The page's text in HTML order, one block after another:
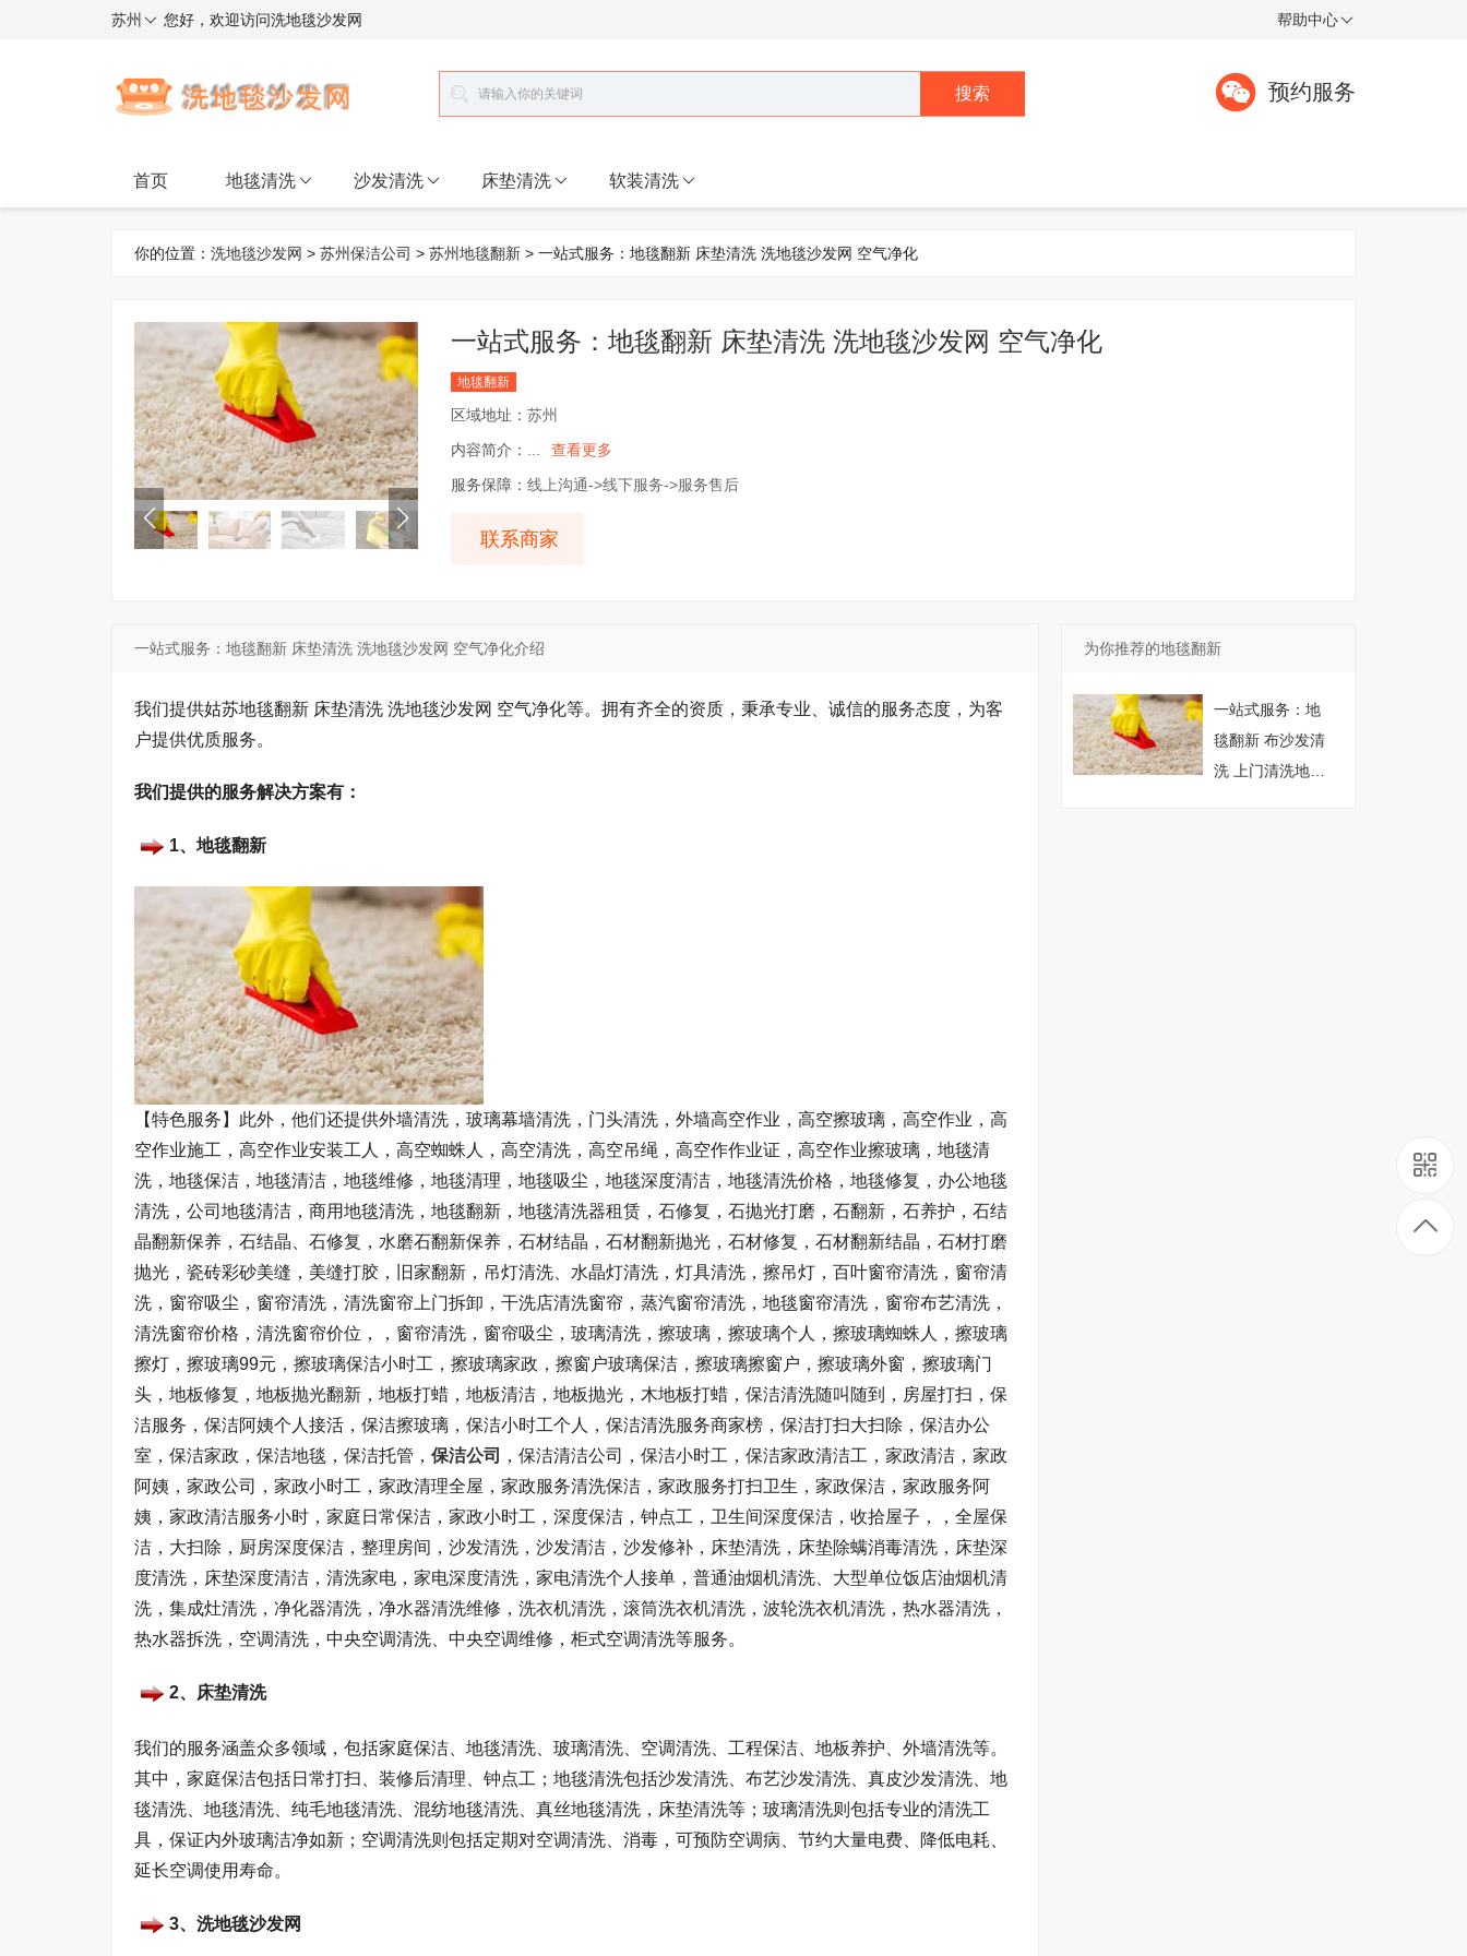
苏州 您好，欢迎访问洗地毯沙发网 帮助中心
搜索 预约服务
首页 地毯清洗 沙发清洗 床垫清洗 软装清洗
你的位置： 洗地毯沙发网 > 苏州保洁公司 > 苏州地毯翻新 > 一站式服务：地毯翻新 床垫清洗 洗地毯沙发网 空气净化
一站式服务：地毯翻新 床垫清洗 洗地毯沙发网 空气净化
地毯翻新
区域地址： 苏州
内容简介：
查看更多
服务保障： 线上沟通->线下服务->服务售后
联系商家
一站式服务：地毯翻新 床垫清洗 洗地毯沙发网 空气净化介绍
我们提供姑苏地毯翻新 床垫清洗 洗地毯沙发网 空气净化等。拥有齐全的资质，秉承专业、诚信的服务态度，为客
户提供优质服务。
我们提供的服务解决方案有：
1、地毯翻新
【特色服务】此外，他们还提供外墙清洗，玻璃幕墙清洗，门头清洗，外墙高空作业，高空擦玻璃，高空作业，高
空作业施工，高空作业安装工人，高空蜘蛛人，高空清洗，高空吊绳，高空作作业证，高空作业擦玻璃，地毯清
洗，地毯保洁，地毯清洁，地毯维修，地毯清理，地毯吸尘，地毯深度清洁，地毯清洗价格，地毯修复，办公地毯
清洗，公司地毯清洁，商用地毯清洗，地毯翻新，地毯清洗器租赁，石修复，石抛光打磨，石翻新，石养护，石结
晶翻新保养，石结晶、石修复，水磨石翻新保养，石材结晶，石材翻新抛光，石材修复，石材翻新结晶，石材打磨
抛光，瓷砖彩砂美缝，美缝打胶，旧家翻新，吊灯清洗、水晶灯清洗，灯具清洗，擦吊灯，百叶窗帘清洗，窗帘清
洗，窗帘吸尘，窗帘清洗，清洗窗帘上门拆卸，干洗店清洗窗帘，蒸汽窗帘清洗，地毯窗帘清洗，窗帘布艺清洗，
清洗窗帘价格，清洗窗帘价位，，窗帘清洗，窗帘吸尘，玻璃清洗，擦玻璃，擦玻璃个人，擦玻璃蜘蛛人，擦玻璃
擦灯，擦玻璃99元，擦玻璃保洁小时工，擦玻璃家政，擦窗户玻璃保洁，擦玻璃擦窗户，擦玻璃外窗，擦玻璃门
头，地板修复，地板抛光翻新，地板打蜡，地板清洁，地板抛光，木地板打蜡，保洁清洗随叫随到，房屋打扫，保
洁服务，保洁阿姨个人接活，保洁擦玻璃，保洁小时工个人，保洁清洗服务商家榜，保洁打扫大扫除，保洁办公
室，保洁家政，保洁地毯，保洁托管， 保洁公司
，保洁清洁公司，保洁小时工，保洁家政清洁工，家政清洁，家政
阿姨，家政公司，家政小时工，家政清理全屋，家政服务清洗保洁，家政服务打扫卫生，家政保洁，家政服务阿
姨，家政清洁服务小时，家庭日常保洁，家政小时工，深度保洁，钟点工，卫生间深度保洁，收拾屋子，，全屋保
洁，大扫除，厨房深度保洁，整理房间，沙发清洗，沙发清洁，沙发修补，床垫清洗，床垫除螨消毒清洗，床垫深
度清洗，床垫深度清洁，清洗家电，家电深度清洗，家电清洗个人接单，普通油烟机清洗、大型单位饭店油烟机清
洗，集成灶清洗，净化器清洗，净水器清洗维修，洗衣机清洗，滚筒洗衣机清洗，波轮洗衣机清洗，热水器清洗，
热水器拆洗，空调清洗，中央空调清洗、中央空调维修，柜式空调清洗等服务。
2、床垫清洗
我们的服务涵盖众多领域，包括家庭保洁、地毯清洗、玻璃清洗、空调清洗、工程保洁、地板养护、外墙清洗等。
其中，家庭保洁包括日常打扫、装修后清理、钟点工；地毯清洗包括沙发清洗、布艺沙发清洗、真皮沙发清洗、地
毯清洗、地毯清洗、纯毛地毯清洗、混纺地毯清洗、真丝地毯清洗，床垫清洗等；玻璃清洗则包括专业的清洗工
具，保证内外玻璃洁净如新；空调清洗则包括定期对空调清洗、消毒，可预防空调病、节约大量电费、降低电耗、
延长空调使用寿命。
3、洗地毯沙发网
为你推荐的地毯翻新
一站式服务：地
毯翻新 布沙发清
洗 上门清洗地毯